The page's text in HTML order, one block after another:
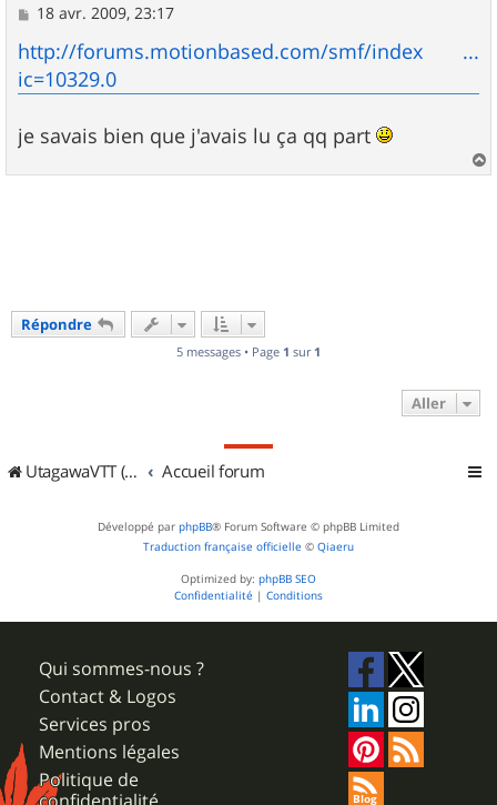
M
s
s
a
g
18 avr. 2009, 23:17
http://forums.motionbased.com/smf/index ...
ic=10329.0
je savais bien que j'avais lu ça qq part
a
Répondre
5 messages • Page 1 sur 1
Aller
UtagawaVTT (Randos VTT et VTTAE avec traces GPS) Accueil forum
Développé par phpBB® Forum Software © phpBB Limited
Traduction française officielle © Qiaeru
Optimized by: phpBB SEO
Confidentialité | Conditions
Qui sommes-nous ?
Contact & Logos
Services pros
Mentions légales
Politique de